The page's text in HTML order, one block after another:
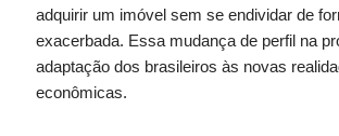
adquirir um imóvel sem se endividar de
exacerbada. Essa mudança de perfil na
adaptação dos brasileiros às novas
econômicas.